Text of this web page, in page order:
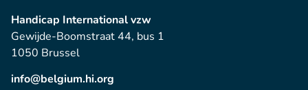
Handicap International vzw
Gewijde-Boomstraat 44, bus 1
1050 Brussel
info@belgium.hi.org